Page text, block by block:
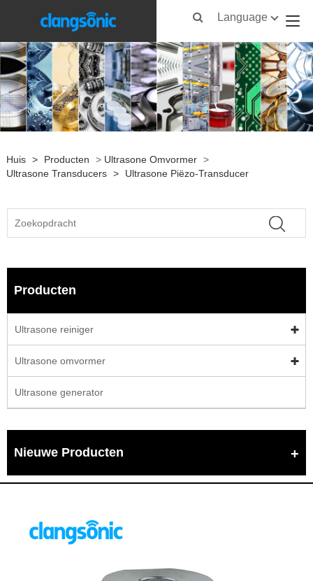
Language
Huis > Producten > Ultrasone Omvormer >
Ultrasone Transducers > Ultrasone Piëzo-Transducer
Producten
Ultrasone reiniger
Ultrasone omvormer
Ultrasone generator
Nieuwe Producten